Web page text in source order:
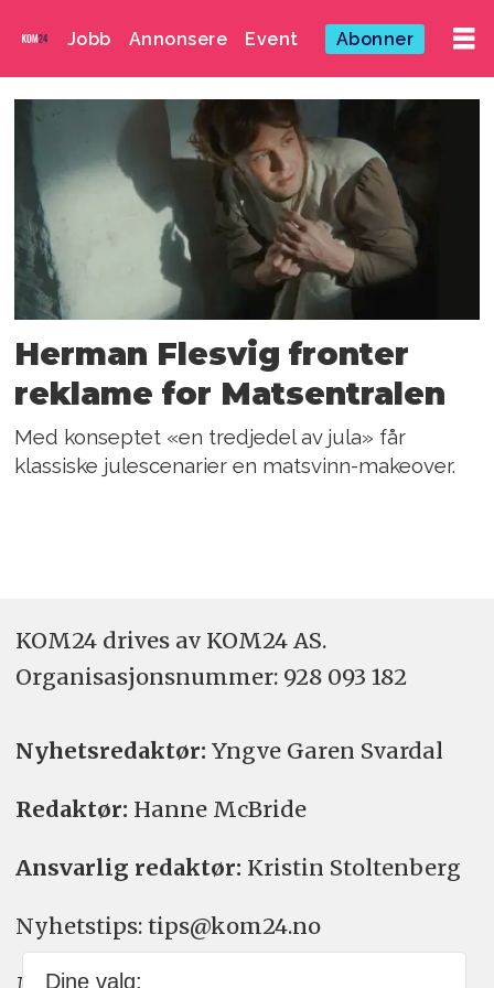
Jobb Annonsere Event Abonner
Emne:
silje-
maria
markussen
Herman Flesvig fronter
reklame for Matsentralen
Med konseptet «en tredjedel av jula» får
klassiske julescenarier en matsvinn-makeover.
KOM24 drives av KOM24 AS.
Organisasjons­nummer: 928 093 182
Nyhetsredaktør: Yngve Garen Svardal
Redaktør: Hanne McBride
Ansvarlig redaktør: Kristin Stoltenberg
Nyhetstips: tips@kom24.no
Dine valg: